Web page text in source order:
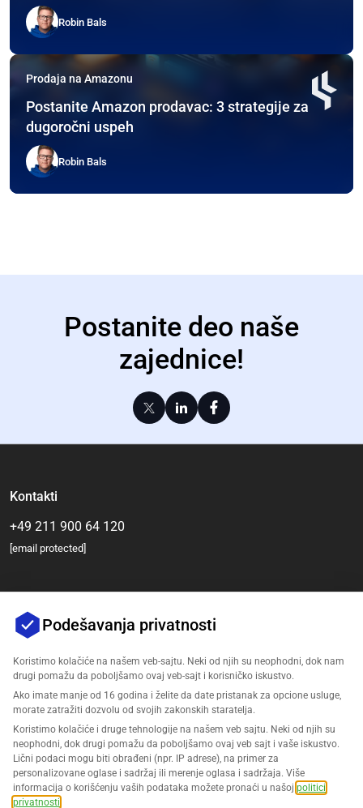
Robin Bals
Prodaja na Amazonu
Postanite Amazon prodavac: 3 strategije za
dugoročni uspeh
Robin Bals
Postanite deo naše
zajednice!
Kontakti
+49 211 900 64 120
[email protected]
Компанија
Подршка
Rešenja za Amazon
Podešavanja privatnosti
Koristimo kolačiće na našem veb-sajtu. Neki od njih su neophodni, dok nam
drugi pomažu da poboljšamo ovaj veb-sajt i korisničko iskustvo.
Ako imate manje od 16 godina i želite da date pristanak za opcione usluge,
morate zatražiti dozvolu od svojih zakonskih staratelja.
Koristimo kolačiće i druge tehnologije na našem veb sajtu. Neki od njih su
neophodni, dok drugi pomažu da poboljšamo ovaj veb sajt i vaše iskustvo.
Lični podaci mogu biti obrađeni (npr. IP adrese), na primer za
personalizovane oglase i sadržaj ili merenje oglasa i sadržaja. Više
informacija o korišćenju vaših podataka možete pronaći u našoj politici
privatnosti